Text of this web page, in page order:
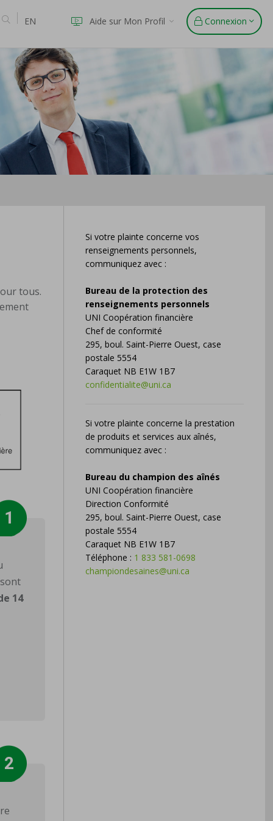
EN Aide sur Mon Profil Connexion
tous.
14
Si votre plainte concerne vos
renseignements personnels,
communiquez avec :
Bureau de la protection des
renseignements personnels
UNI Coopération financière
Chef de conformité
295, boul. Saint-Pierre Ouest, case
postale 5554
Caraquet NB E1W 1B7
confidentialite@uni.ca
Si votre plainte concerne la prestation
de produits et services aux aînés,
communiquez avec :
Bureau du champion des aînés
UNI Coopération financière
Direction Conformité
295, boul. Saint-Pierre Ouest, case
postale 5554
Caraquet NB E1W 1B7
Téléphone : 1 833 581-0698
championdesaines@uni.ca